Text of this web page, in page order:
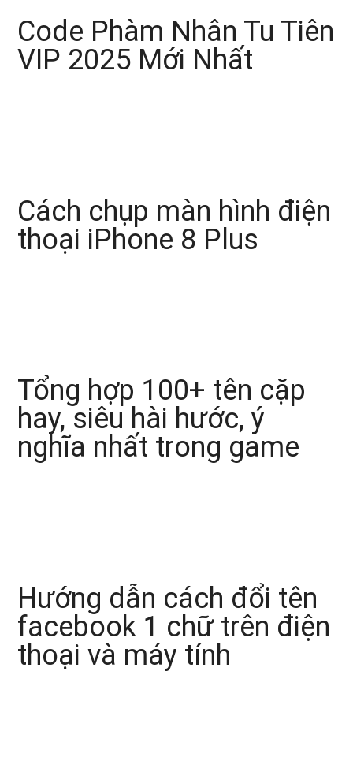
Code Phàm Nhân Tu Tiên
VIP 2025 Mới Nhất
Cách chụp màn hình điện
thoại iPhone 8 Plus
Tổng hợp 100+ tên cặp
hay, siêu hài hước, ý
nghĩa nhất trong game
Hướng dẫn cách đổi tên
facebook 1 chữ trên điện
thoại và máy tính